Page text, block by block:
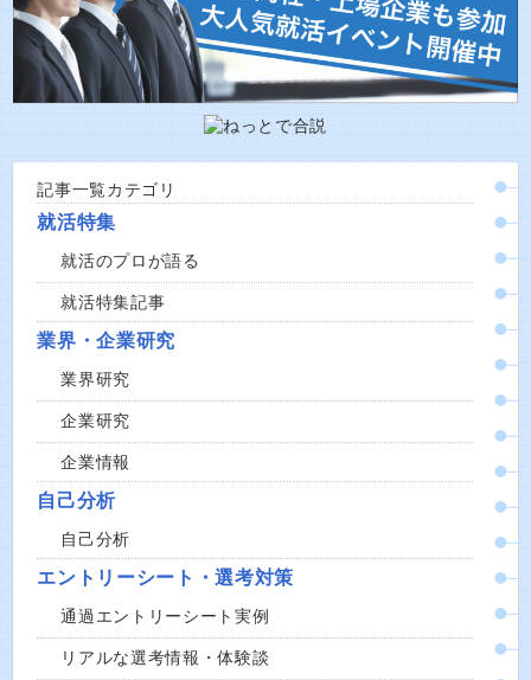
記事一覧カテゴリ
就活特集
就活のプロが語る
就活特集記事
業界・企業研究
業界研究
企業研究
企業情報
自己分析
自己分析
エントリーシート・選考対策
通過エントリーシート実例
リアルな選考情報・体験談